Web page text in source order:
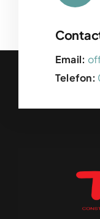
Email:
Telefon: